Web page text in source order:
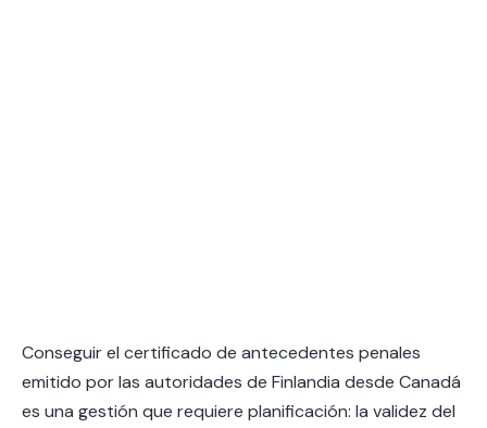
Conseguir el certificado de antecedentes penales
emitido por las autoridades de Finlandia desde Canadá
es una gestión que requiere planificación: la validez del